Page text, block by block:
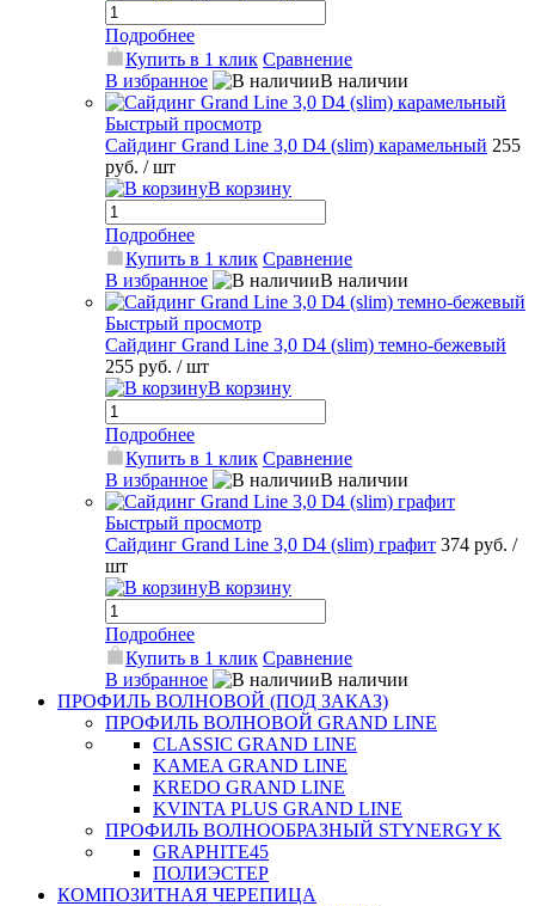
Подробнее
Купить в 1 клик Сравнение
В избранное
В наличии
Быстрый просмотр
Сайдинг Grand Line 3,0 D4 (slim) карамельный 255
руб. / шт
В корзину
Подробнее
Купить в 1 клик Сравнение
В избранное
В наличии
Быстрый просмотр
Сайдинг Grand Line 3,0 D4 (slim) темно-бежевый
255 руб. / шт
В корзину
Подробнее
Купить в 1 клик Сравнение
В избранное
В наличии
Быстрый просмотр
Сайдинг Grand Line 3,0 D4 (slim) графит 374 руб. /
шт
В корзину
Подробнее
Купить в 1 клик Сравнение
В избранное
В наличии
ПРОФИЛЬ ВОЛНОВОЙ (ПОД ЗАКАЗ)
ПРОФИЛЬ ВОЛНОВОЙ GRAND LINE
CLASSIC GRAND LINE
KAMEA GRAND LINE
KREDO GRAND LINE
KVINTA PLUS GRAND LINE
ПРОФИЛЬ ВОЛНООБРАЗНЫЙ STYNERGY K
GRAPHITE45
ПОЛИЭСТЕР
КОМПОЗИТНАЯ ЧЕРЕПИЦА